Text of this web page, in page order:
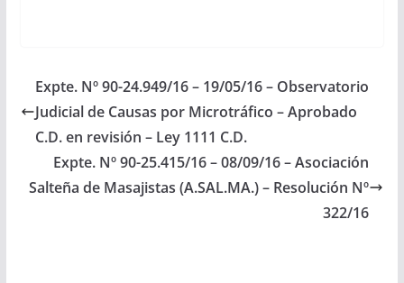
18/07/2019 Cámara de
Diputado en revisión.
Ley Nº 8.159 Decreto
de Promulgación Nº
1347, de…
Expte. Nº 90-24.949/16 – 19/05/16 – Observatorio
Judicial de Causas por Microtráfico – Aprobado
C.D. en revisión – Ley 1111 C.D.
Expte. Nº 90-25.415/16 – 08/09/16 – Asociación
Salteña de Masajistas (A.SAL.MA.) – Resolución Nº
322/16